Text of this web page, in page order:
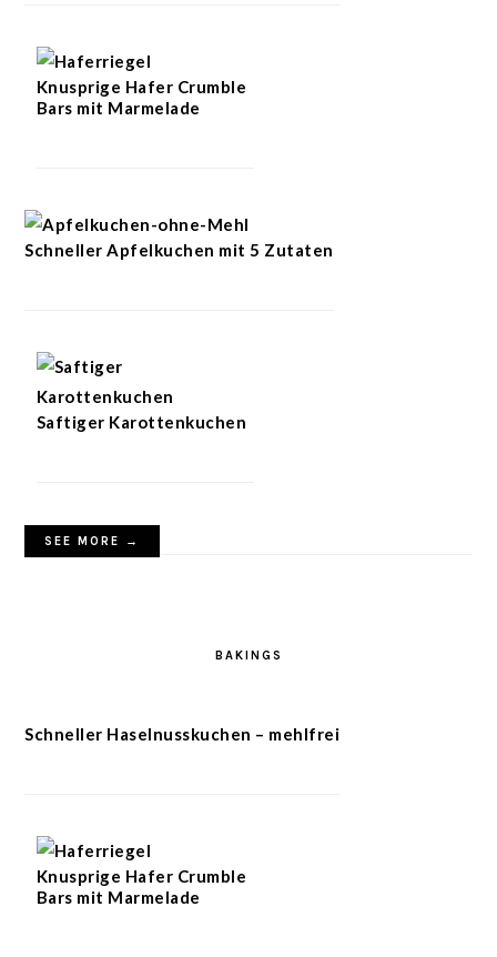
Knusprige Hafer Crumble
Bars mit Marmelade
Schneller Apfelkuchen mit 5 Zutaten
Saftiger Karottenkuchen
SEE MORE →
BAKINGS
Schneller Haselnusskuchen – mehlfrei
Knusprige Hafer Crumble
Bars mit Marmelade